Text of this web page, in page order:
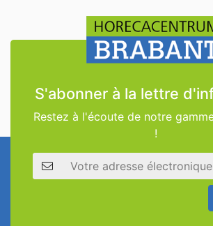
S'abonner à la lettre
Restez à l'écoute de notre
!
Adresse électronique